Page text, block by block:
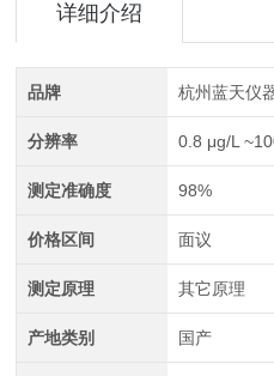
详细介绍
品牌 杭州蓝天仪
分辨率 0.8 μg/L
测定准确度 98%
价格区间 面议
测定原理 其它原理
产地类别 国产